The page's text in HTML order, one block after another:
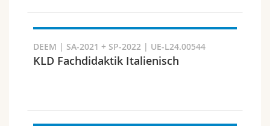
Chercher
Copier le lien
DEEM | SA-2021 + SP-2022 | UE-L24.00544
KLD Fachdidaktik Italienisch